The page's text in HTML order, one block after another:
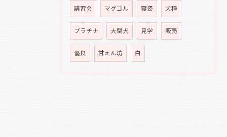
講習会 マグゴル 寝姿 犬種
プラチナ 大型犬 見学 販売
優良 甘えん坊 白